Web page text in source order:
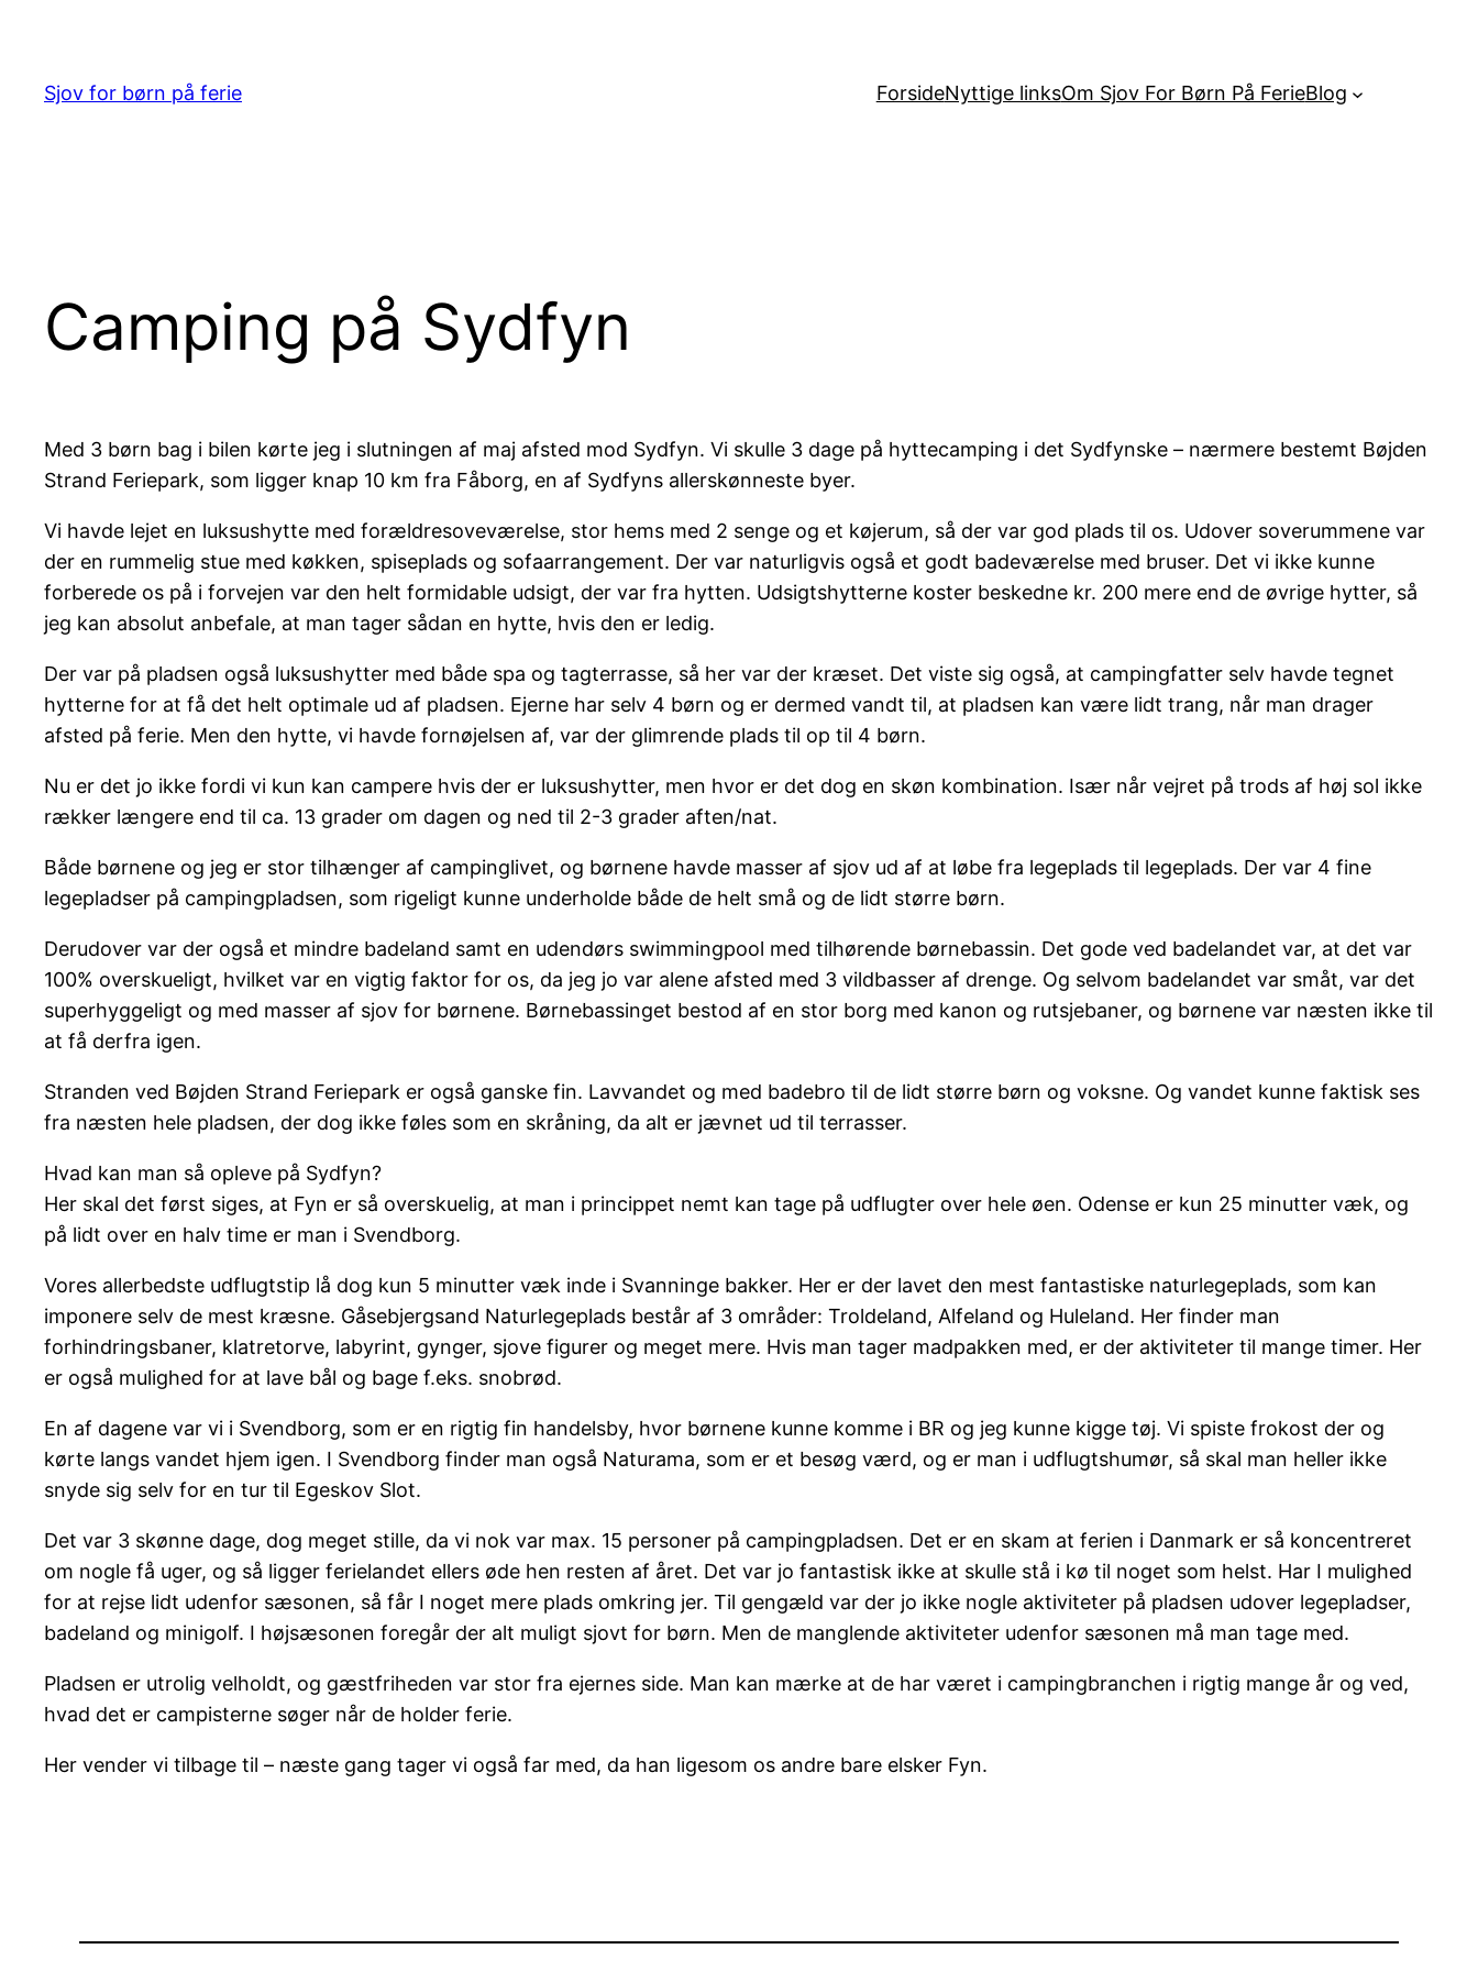
indhold
Sjov for børn på ferie ForsideNyttige linksOm Sjov For Børn På FerieBlog
Camping på Sydfyn
Med 3 børn bag i bilen kørte jeg i slutningen af maj afsted mod Sydfyn. Vi skulle 3 dage på hyttecamping i det Sydfynske – nærmere bestemt Bøjden
Strand Feriepark, som ligger knap 10 km fra Fåborg, en af Sydfyns allerskønneste byer.
Vi havde lejet en luksushytte med forældresoveværelse, stor hems med 2 senge og et køjerum, så der var god plads til os. Udover soverummene var
der en rummelig stue med køkken, spiseplads og sofaarrangement. Der var naturligvis også et godt badeværelse med bruser. Det vi ikke kunne
forberede os på i forvejen var den helt formidable udsigt, der var fra hytten. Udsigtshytterne koster beskedne kr. 200 mere end de øvrige hytter, så
jeg kan absolut anbefale, at man tager sådan en hytte, hvis den er ledig.
Der var på pladsen også luksushytter med både spa og tagterrasse, så her var der kræset. Det viste sig også, at campingfatter selv havde tegnet
hytterne for at få det helt optimale ud af pladsen. Ejerne har selv 4 børn og er dermed vandt til, at pladsen kan være lidt trang, når man drager
afsted på ferie. Men den hytte, vi havde fornøjelsen af, var der glimrende plads til op til 4 børn.
Nu er det jo ikke fordi vi kun kan campere hvis der er luksushytter, men hvor er det dog en skøn kombination. Især når vejret på trods af høj sol ikke
rækker længere end til ca. 13 grader om dagen og ned til 2-3 grader aften/nat.
Både børnene og jeg er stor tilhænger af campinglivet, og børnene havde masser af sjov ud af at løbe fra legeplads til legeplads. Der var 4 fine
legepladser på campingpladsen, som rigeligt kunne underholde både de helt små og de lidt større børn.
Derudover var der også et mindre badeland samt en udendørs swimmingpool med tilhørende børnebassin. Det gode ved badelandet var, at det var
100% overskueligt, hvilket var en vigtig faktor for os, da jeg jo var alene afsted med 3 vildbasser af drenge. Og selvom badelandet var småt, var det
superhyggeligt og med masser af sjov for børnene. Børnebassinget bestod af en stor borg med kanon og rutsjebaner, og børnene var næsten ikke til
at få derfra igen.
Stranden ved Bøjden Strand Feriepark er også ganske fin. Lavvandet og med badebro til de lidt større børn og voksne. Og vandet kunne faktisk ses
fra næsten hele pladsen, der dog ikke føles som en skråning, da alt er jævnet ud til terrasser.
Hvad kan man så opleve på Sydfyn?
Her skal det først siges, at Fyn er så overskuelig, at man i princippet nemt kan tage på udflugter over hele øen. Odense er kun 25 minutter væk, og
på lidt over en halv time er man i Svendborg.
Vores allerbedste udflugtstip lå dog kun 5 minutter væk inde i Svanninge bakker. Her er der lavet den mest fantastiske naturlegeplads, som kan
imponere selv de mest kræsne. Gåsebjergsand Naturlegeplads består af 3 områder: Troldeland, Alfeland og Huleland. Her finder man
forhindringsbaner, klatretorve, labyrint, gynger, sjove figurer og meget mere. Hvis man tager madpakken med, er der aktiviteter til mange timer. Her
er også mulighed for at lave bål og bage f.eks. snobrød.
En af dagene var vi i Svendborg, som er en rigtig fin handelsby, hvor børnene kunne komme i BR og jeg kunne kigge tøj. Vi spiste frokost der og
kørte langs vandet hjem igen. I Svendborg finder man også Naturama, som er et besøg værd, og er man i udflugtshumør, så skal man heller ikke
snyde sig selv for en tur til Egeskov Slot.
Det var 3 skønne dage, dog meget stille, da vi nok var max. 15 personer på campingpladsen. Det er en skam at ferien i Danmark er så koncentreret
om nogle få uger, og så ligger ferielandet ellers øde hen resten af året. Det var jo fantastisk ikke at skulle stå i kø til noget som helst. Har I mulighed
for at rejse lidt udenfor sæsonen, så får I noget mere plads omkring jer. Til gengæld var der jo ikke nogle aktiviteter på pladsen udover legepladser,
badeland og minigolf. I højsæsonen foregår der alt muligt sjovt for børn. Men de manglende aktiviteter udenfor sæsonen må man tage med.
Pladsen er utrolig velholdt, og gæstfriheden var stor fra ejernes side. Man kan mærke at de har været i campingbranchen i rigtig mange år og ved,
hvad det er campisterne søger når de holder ferie.
Her vender vi tilbage til – næste gang tager vi også far med, da han ligesom os andre bare elsker Fyn.